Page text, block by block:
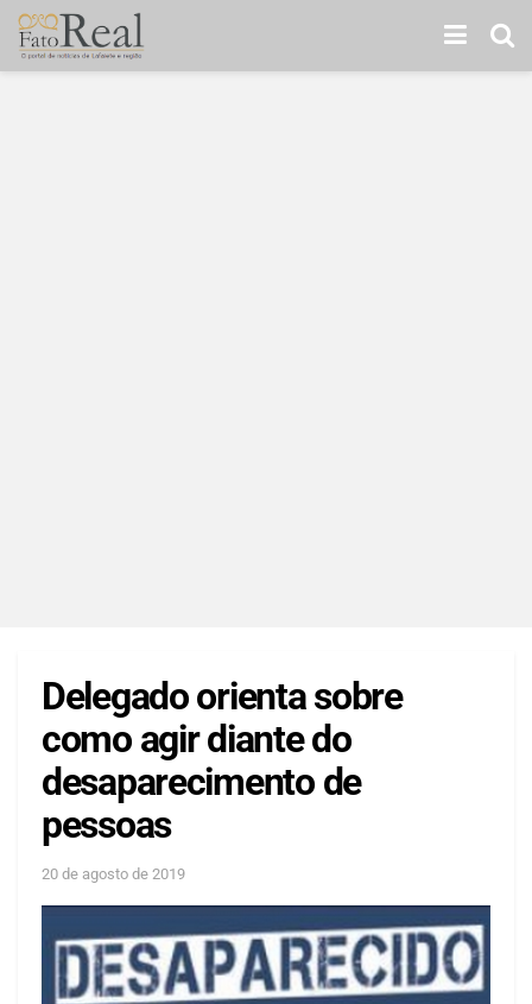
Delegado orienta sobre
como agir diante do
desaparecimento de
pessoas
20 de agosto de 2019